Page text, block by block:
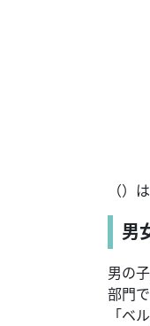
（）
男
男の
部門
「ベ